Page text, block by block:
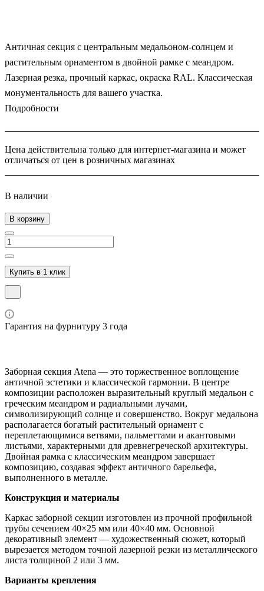
Античная секция с центральным медальоном-солнцем и
растительным орнаментом в двойной рамке с меандром.
Лазерная резка, прочный каркас, окраска RAL. Классическая
монументальность для вашего участка.
Подробности
Цена действительна только для интернет-магазина и может
отличаться от цен в розничных магазинах
В наличии
В корзину
Купить в 1 клик
Гарантия на фурнитуру 3 года
Заборная секция Atena — это торжественное воплощение
античной эстетики и классической гармонии. В центре
композиции расположен выразительный круглый медальон с
греческим меандром и радиальными лучами,
символизирующий солнце и совершенство. Вокруг медальона
располагается богатый растительный орнамент с
переплетающимися ветвями, пальметтами и акантовыми
листьями, характерными для древнегреческой архитектуры.
Двойная рамка с классическим меандром завершает
композицию, создавая эффект античного барельефа,
выполненного в металле.
Конструкция и материалы
Каркас заборной секции изготовлен из прочной профильной
трубы сечением 40×25 мм или 40×40 мм. Основной
декоративный элемент — художественный сюжет, который
вырезается методом точной лазерной резки из металлического
листа толщиной 2 или 3 мм.
Варианты крепления